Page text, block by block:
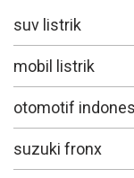
suv listrik
mobil listrik
otomotif
suzuki fronx